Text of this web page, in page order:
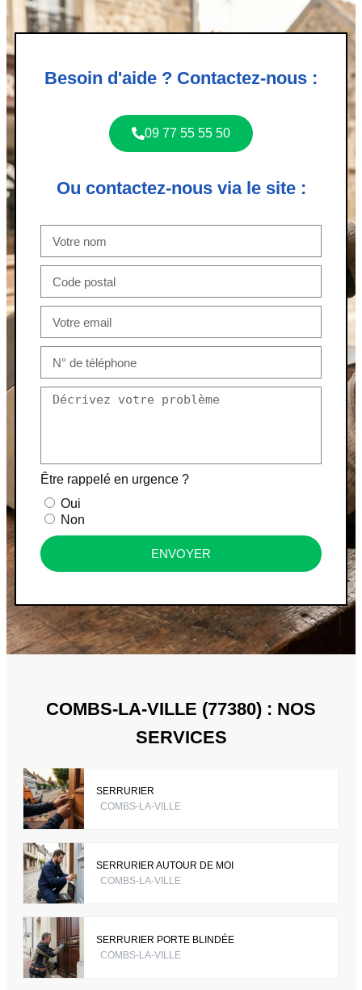
Besoin d'aide ? Contactez-nous :
09 77 55 55 50
Ou contactez-nous via le site :
Être rappelé en urgence ?
Oui
Non
ENVOYER
COMBS-LA-VILLE (77380) : NOS
SERVICES
SERRURIER
COMBS-LA-VILLE
SERRURIER AUTOUR DE MOI
COMBS-LA-VILLE
SERRURIER PORTE BLINDÉE
COMBS-LA-VILLE